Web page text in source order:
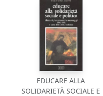
EDUCARE ALLA
SOLIDARIETÀ SOCIALE E